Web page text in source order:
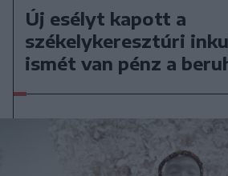
Új esélyt kapott a
székelykeresztúri
ismét van pénz a